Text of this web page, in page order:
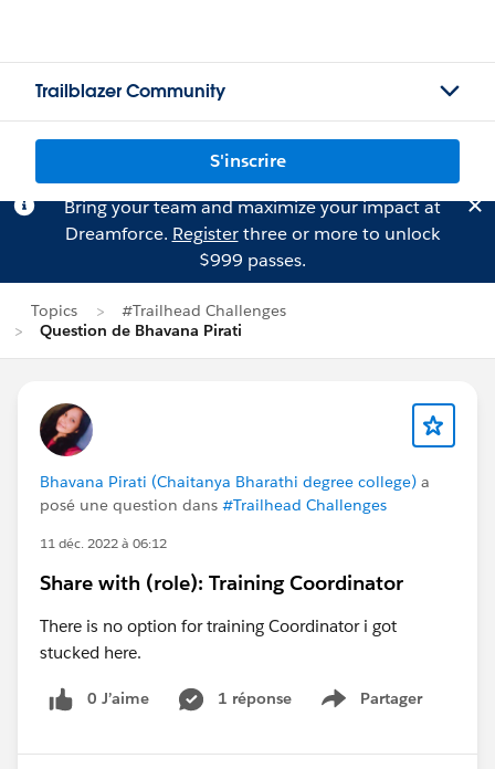
Trailblazer Community
S'inscrire
Bring your team and maximize your impact at
Dreamforce. Registerthree or more to unlock
$999 passes.
Topics
#Trailhead Challenges
Question de Bhavana Pirati
Bhavana Pirati (Chaitanya Bharathi degree college) a
posé une question dans #Trailhead Challenges
11 déc. 2022 à 06:12
Share with (role): Training Coordinator
There is no option for training Coordinator i got
stucked here.
0 J’aime 1 réponse Partager
Show menu